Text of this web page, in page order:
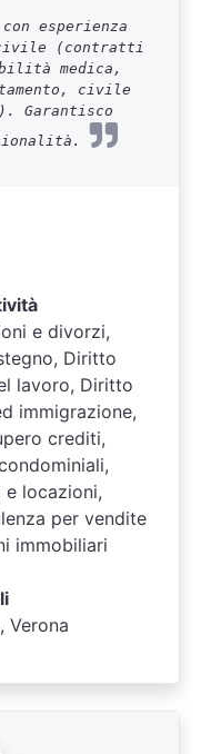
esperienza
(contratti
medica,
civile
Garantisco
e divorzi,
Diritto
lavoro, Diritto
immigrazione,
crediti,
e locazioni,
per vendite
immobiliari
Verona